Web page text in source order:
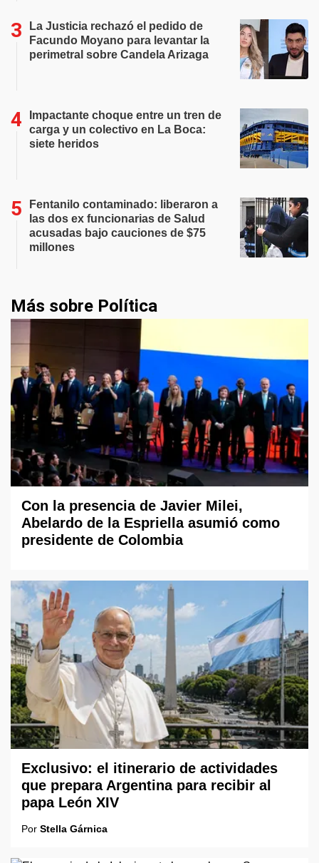
La Justicia rechazó el pedido de
Facundo Moyano para levantar la
perimetral sobre Candela Arizaga
Impactante choque entre un tren de
carga y un colectivo en La Boca:
siete heridos
Fentanilo contaminado: liberaron a
las dos ex funcionarias de Salud
acusadas bajo cauciones de $75
millones
Más sobre Política
Con la presencia de Javier Milei,
Abelardo de la Espriella asumió como
presidente de Colombia
Exclusivo: el itinerario de actividades
que prepara Argentina para recibir al
papa León XIV
Por Stella Gárnica